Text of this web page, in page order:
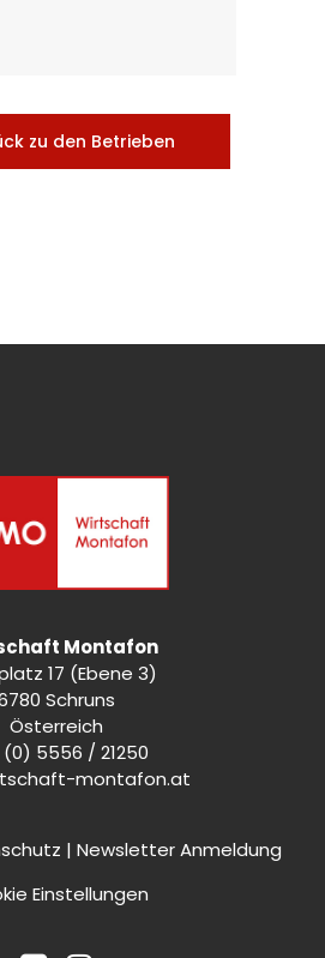
zu den Betrieben
Montafon
17 (Ebene 3)
Schruns
Österreich
5556 / 21250
montafon.at
| Newsletter Anmeldung
Einstellungen